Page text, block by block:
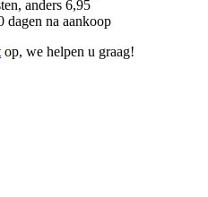
anders 6,95
dagen na aankoop
op, we helpen u graag!